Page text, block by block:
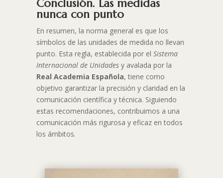
Conclusión. Las medidas
nunca con punto
En resumen, la norma general es que los
símbolos de las unidades de medida no llevan
punto. Esta regla, establecida por el Sistema
Internacional de Unidadesy avalada por la
Real Academia Española, tiene como
objetivo garantizar la precisión y claridad en la
comunicación científica y técnica. Siguiendo
estas recomendaciones, contribuimos a una
comunicación más rigurosa y eficaz en todos
los ámbitos.